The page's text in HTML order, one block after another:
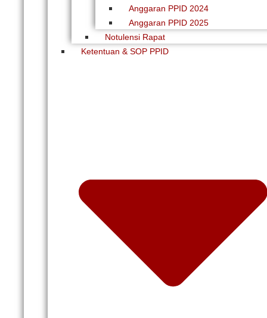
Anggaran PPID 2024
Anggaran PPID 2025
Notulensi Rapat
Ketentuan & SOP PPID